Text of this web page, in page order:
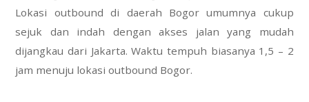
Lokasi outbound di daerah Bogor umumnya cukup
sejuk dan indah dengan akses jalan yang mudah
dijangkau dari Jakarta. Waktu tempuh biasanya 1,5 – 2
jam menuju lokasi outbound Bogor.